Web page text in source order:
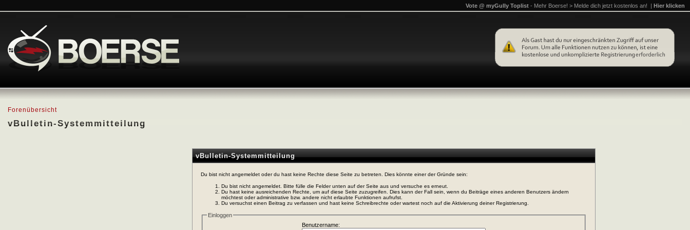
Forenübersicht
vBulletin-Systemmitteilung
Vote @ myGully Toplist - Mehr Boerse! > Melde dich jetzt kostenlos an! | Hier klicken
vBulletin-Systemmitteilung
Du bist nicht angemeldet oder du hast keine Rechte diese Seite zu betreten. Dies könnte einer der Gründe sein:
Du bist nicht angemeldet. Bitte fülle die Felder unten auf der Seite aus und versuche es erneut.
Du hast keine ausreichenden Rechte, um auf diese Seite zuzugreifen. Dies kann der Fall sein, wenn du Beiträge eines anderen Benutzers ändern
möchtest oder administrative bzw. andere nicht erlaubte Funktionen aufrufst.
Du versuchst einen Beitrag zu verfassen und hast keine Schreibrechte oder wartest noch auf die Aktivierung deiner Registrierung.
Einloggen
Benutzername: